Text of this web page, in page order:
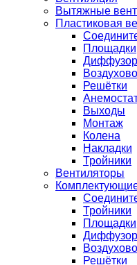
Вытяжные
Пластиковая
Площадки
Решётки
Выходы
Монтаж
Колена
Накладки
Тройники
Вентиляторы
Тройники
Площадки
Решётки